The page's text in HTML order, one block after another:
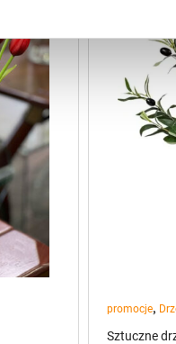
promocje,
Sztuczne